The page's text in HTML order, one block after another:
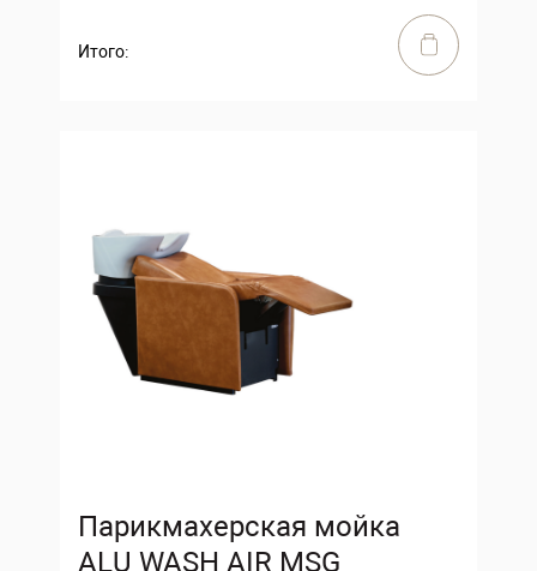
Итого:
Парикмахерская мойка
ALU WASH AIR MSG